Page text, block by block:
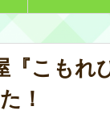
『こもれ
！